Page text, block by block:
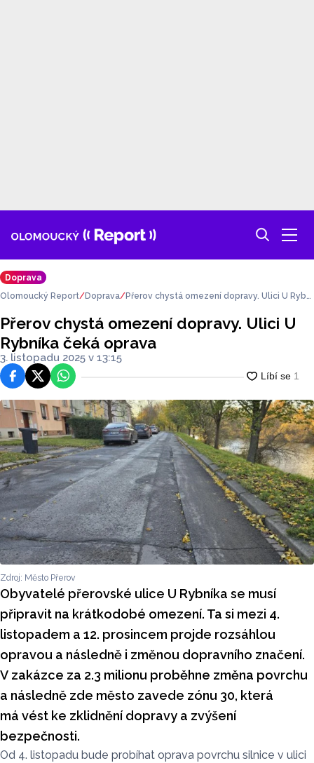
Doprava
Olomoucký Report
Doprava
Přerov chystá omezení dopravy. Ulici U Rybní
Přerov chystá omezení dopravy. Ulici U
Rybníka čeká oprava
3. listopadu 2025 v 13:15
FacebookPlatforma X
WhatsApp
Zdroj: Město Přerov
Obyvatelé přerovské ulice U Rybníka se musí
připravit na krátkodobé omezení. Ta si mezi 4.
listopadem a 12. prosincem projde rozsáhlou
opravou a následně i změnou dopravního značení.
V zakázce za 2.3 milionu proběhne změna povrchu
a následně zde město zavede zónu 30, která
má vést ke zklidnění dopravy a zvýšení
bezpečnosti.
Od 4. listopadu bude probíhat oprava povrchu silnice v ulici